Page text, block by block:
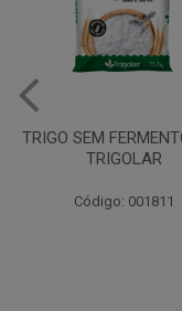
1KG
LEITE
Código: